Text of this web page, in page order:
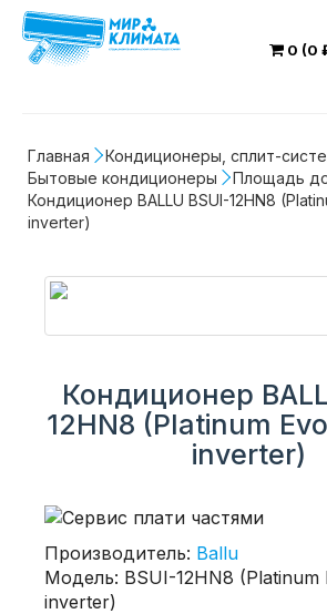
0 (0
Главная
Кондиционеры, сплит-
Бытовые кондиционеры
Площадь
Кондиционер BALLU BSUI-12HN8
inverter)
Кондиционер
12HN8 (Platinum
inverter)
Производитель: Ballu
Модель: BSUI-12HN8 (Platinum
inverter)